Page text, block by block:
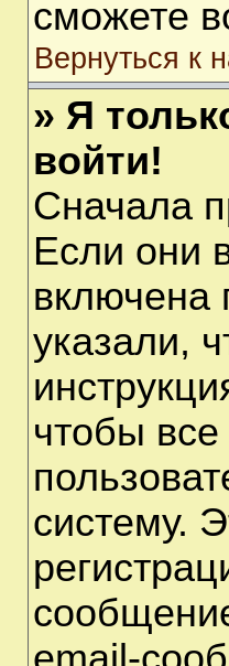
сможете
Вернуться к
» Я
войти!
Сначала
Если они
включена
указали,
чтобы
систему.